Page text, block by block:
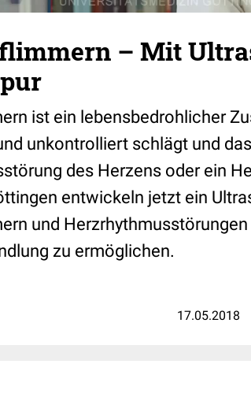
– Mit
ist ein lebensbedrohlicher
unkontrolliert schlägt und
des Herzens oder ein
entwickeln jetzt ein
und
zu ermöglichen.
17.05.2018